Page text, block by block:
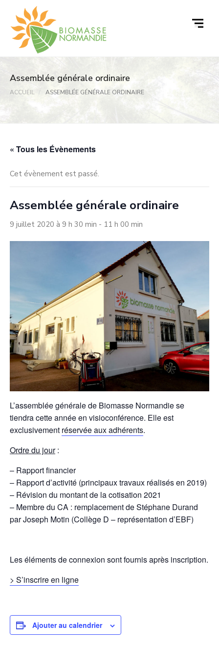
contenu
Assemblée générale ordinaire
ACCUEIL ASSEMBLÉE GÉNÉRALE ORDINAIRE
« Tous les Évènements
Cet évènement est passé.
Assemblée générale ordinaire
9 juillet 2020 à 9 h 30 min - 11 h 00 min
L’assemblée générale de Biomasse Normandie se
tiendra cette année en visioconférence. Elle est
exclusivement réservée aux adhérents.
Ordre du jour:
– Rapport financier
– Rapport d’activité (principaux travaux réalisés en 2019)
– Révision du montant de la cotisation 2021
– Membre du CA : remplacement de Stéphane Durand
par Joseph Motin (Collège D – représentation d’EBF)
Les éléments de connexion sont fournis après inscription.
> S’inscrire en ligne
Ajouter au calendrier